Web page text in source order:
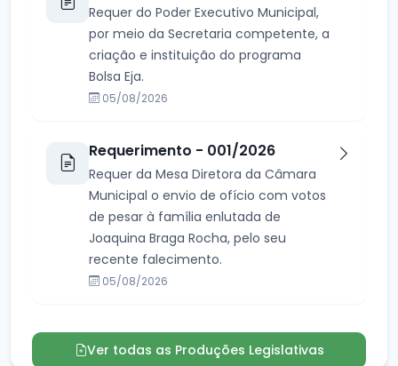
Requer do Poder Executivo Municipal,
por meio da Secretaria competente, a
criação e instituição do programa
Bolsa Eja.
05/08/2026
Requerimento - 001/2026
Requer da Mesa Diretora da Câmara
Municipal o envio de ofício com votos
de pesar à família enlutada de
Joaquina Braga Rocha, pelo seu
recente falecimento.
05/08/2026
Ver todas as Produções Legislativas